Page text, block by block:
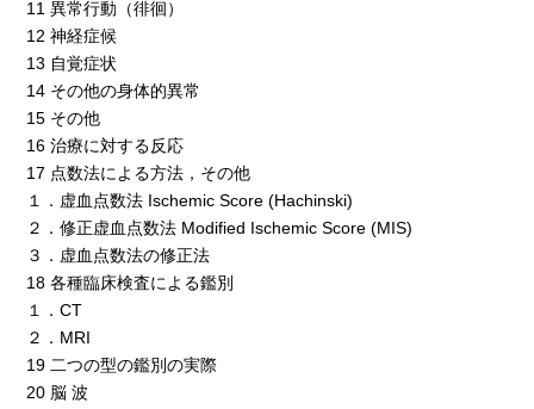
11 異常行動（徘徊）
12 神経症候
13 自覚症状
14 その他の身体的異常
15 その他
16 治療に対する反応
17 点数法による方法，その他
１．虚血点数法 Ischemic Score (Hachinski)
２．修正虚血点数法 Modified Ischemic Score (MIS)
３．虚血点数法の修正法
18 各種臨床検査による鑑別
１．CT
２．MRI
19 二つの型の鑑別の実際
20 脳 波